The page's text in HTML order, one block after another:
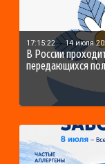
17:15:22 14 июля
В России
передающихся